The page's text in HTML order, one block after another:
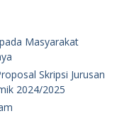
Masyarakat
Skripsi Jurusan
2024/2025